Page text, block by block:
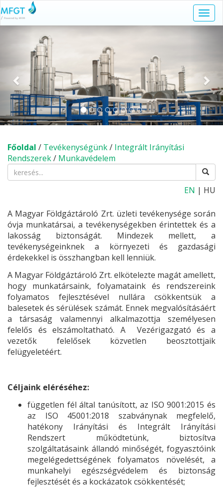
Előző
Főoldal / Tevékenységünk/ Integrált Irányítási
Rendszerek/ Munkavédelem
EN | HU
A Magyar Földgáztároló Zrt. üzleti tevékenysége során
óvja munkatársai, a tevékenységekben érintettek és a
lakosság biztonságát. Mindezek mellett, a
tevékenységeinknek a környezeti és gazdasági
érdekekkel is összhangban kell lenniük.
A Magyar Földgáztároló Zrt. elkötelezte magát amellett,
hogy munkatársaink, folyamataink és rendszereink
folyamatos fejlesztésével nullára csökkentsük a
balesetek és sérülések számát. Ennek megvalósításáért
a társaság valamennyi alkalmazottja személyesen
felelős és elszámoltatható. A Vezérigazgató és a
vezetők felelősek közvetlen beosztottjaik
felügyeletéért.
Céljaink eléréséhez:
független fél által tanúsított, az ISO 9001:2015 és
az ISO 45001:2018 szabványnak megfelelő,
hatékony Irányítási és Integrált Irányítási
Rendszert működtetünk, biztosítva
szolgáltatásaink állandó minőségét, fogyasztóink
megelégedettségének folyamatos növelését, a
munkahelyi egészségvédelem és biztonság
fejlesztését és a kockázatok csökkentését;